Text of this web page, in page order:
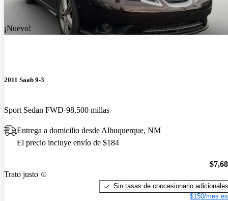
¡Nuevo!
2011 Saab 9-3
Sport Sedan FWD 98,500 millas
Entrega a domicilio desde Albuquerque, NM
El precio incluye envío de $184
Trato justo
Sin tasas de concesionario adicionales
$150/mes